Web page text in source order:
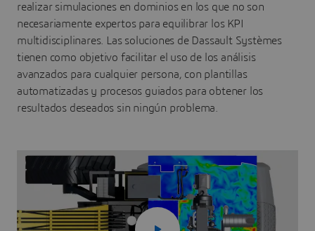
realizar simulaciones en dominios en los que no son
necesariamente expertos para equilibrar los KPI
multidisciplinares. Las soluciones de Dassault Systèmes
tienen como objetivo facilitar el uso de los análisis
avanzados para cualquier persona, con plantillas
automatizadas y procesos guiados para obtener los
resultados deseados sin ningún problema.